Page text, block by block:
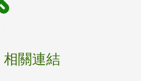
相關連結